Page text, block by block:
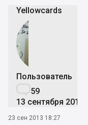
Yellowcards
Пользователь
59
13 сентября 2013
23 сен 2013 18:27